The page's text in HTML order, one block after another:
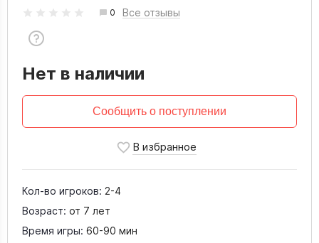
0 Все отзывы
Нет в наличии
Сообщить о поступлении
Кол-во игроков: 2-4
Возраст: от 7 лет
Время игры: 60-90 мин